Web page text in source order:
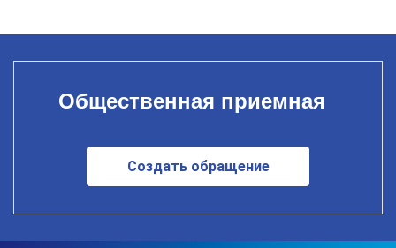
Общественная приемная
Создать обращение